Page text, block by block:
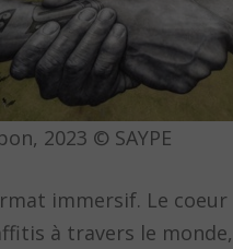
2023 © SAYPE
immersif. Le
à travers le